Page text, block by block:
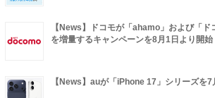
【News】ドコモが「ahamo」および「
を増量するキャンペーンを8月1日より開始
【News】auが「iPhone 17」シリーズを